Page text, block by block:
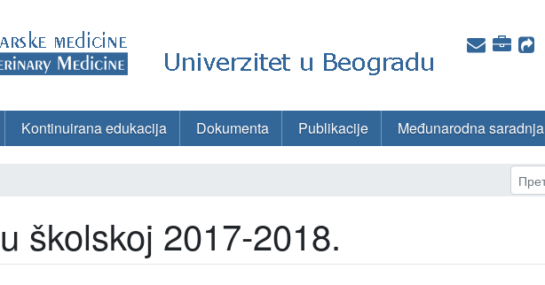
Kontinuirana edukacija Dokumenta Publikacije Međunarodna saradnja
školskoj 2017-2018.